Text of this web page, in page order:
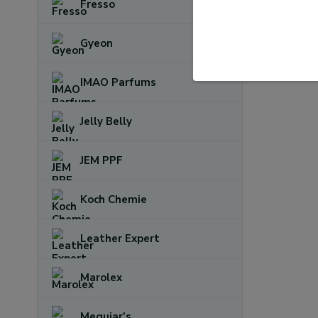
Fresso
Gyeon
IMAO Parfums
Jelly Belly
JEM PPF
Koch Chemie
Leather Expert
Marolex